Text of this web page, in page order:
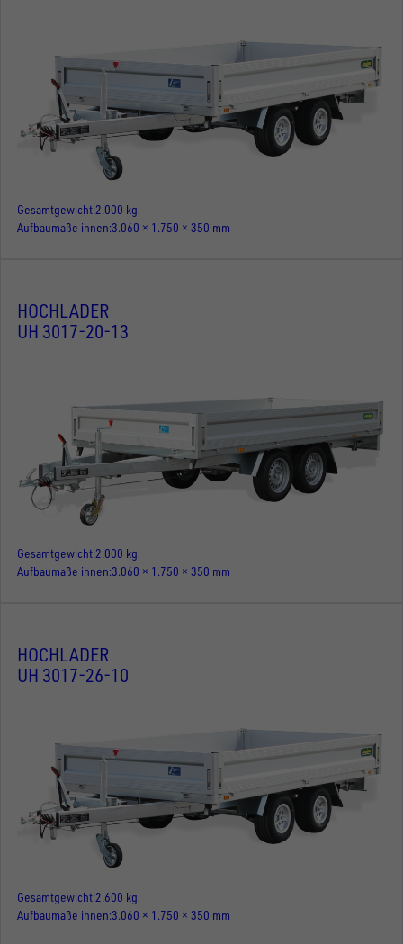
Gesamtgewicht 2.000 kg
Aufbaumaße innen 3.060 × 1.750 × 350 mm
HOCHLADER
UH 3017-20-13
Gesamtgewicht 2.000 kg
Aufbaumaße innen 3.060 × 1.750 × 350 mm
HOCHLADER
UH 3017-26-10
Gesamtgewicht 2.600 kg
Aufbaumaße innen 3.060 × 1.750 × 350 mm